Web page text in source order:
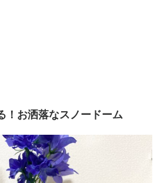
！お洒落なスノードーム